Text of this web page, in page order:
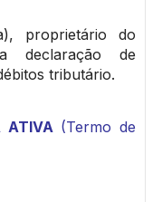
proprietário do
declaração de
tributário.
ATIVA (Termo de